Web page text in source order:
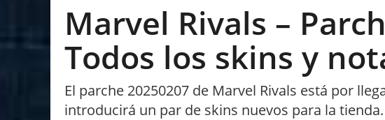
Marvel Rivals –
Todos los skins y
El parche 20250207 de Marvel Rivals está por
introducirá un par de skins nuevos para la tienda.